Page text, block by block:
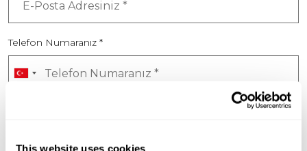
This website uses cookies
Telefon Numaranız *